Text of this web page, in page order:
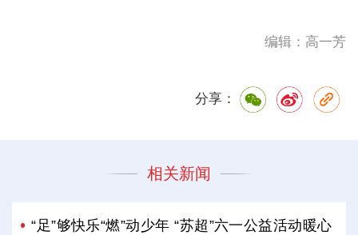
编辑：高一芳
分享：
相关新闻
“足”够快乐“燃”动少年 “苏超”六一公益活动暖心